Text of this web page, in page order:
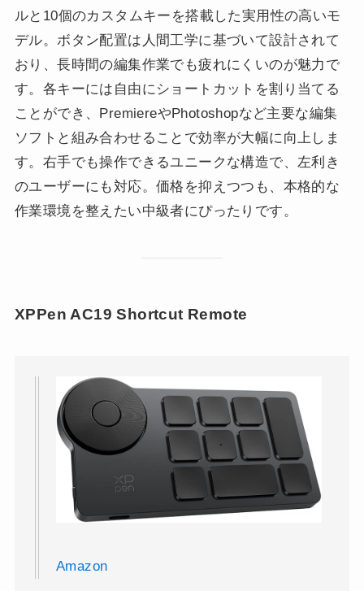
ルと10個のカスタムキーを搭載した実用性の高いモ
デル。ボタン配置は人間工学に基づいて設計されて
おり、長時間の編集作業でも疲れにくいのが魅力で
す。各キーには自由にショートカットを割り当てる
ことができ、PremiereやPhotoshopなど主要な編集
ソフトと組み合わせることで効率が大幅に向上しま
す。右手でも操作できるユニークな構造で、左利き
のユーザーにも対応。価格を抑えつつも、本格的な
作業環境を整えたい中級者にぴったりです。
XPPen AC19 Shortcut Remote
Amazon